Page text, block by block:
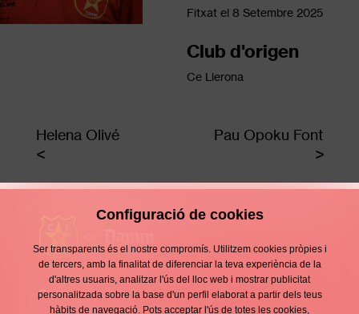
Fitxat el 8 Setembre 2025
Club d'origen
Ce Llerona
Helena Olivé Pau Opoku Font
Contacte
Configuració de cookies
Ser transparents és el nostre compromís. Utilitzem cookies pròpies i
de tercers, amb la finalitat de diferenciar la teva experiència de la
d'altres usuaris, analitzar l'ús del lloc web i mostrar publicitat
personalitzada sobre la base d'un perfil elaborat a partir dels teus
hàbits de navegació. Pots acceptar l'ús de totes les cookies,